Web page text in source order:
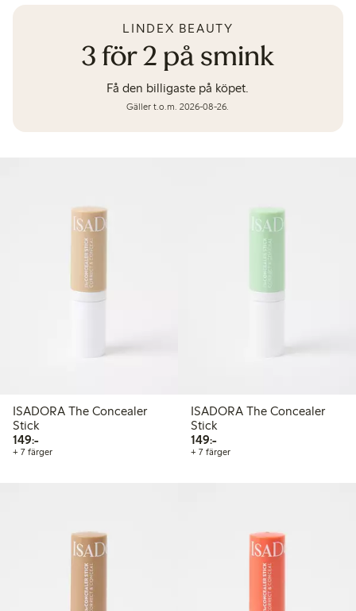
3 för 2 på smink
LINDEX BEAUTY
Få den billigaste på köpet.
Gäller t.o.m. 2026-08-26.
ISADORA The Concealer
Stick
149:-149,00 kr
+ 7 färger
ISADORA The Concealer
Stick
149:-149,00 kr
+ 7 färger